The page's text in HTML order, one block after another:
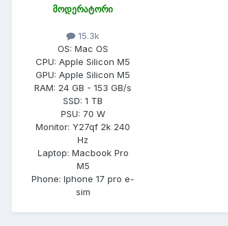
მოდერატორი
15.3k
OS: Mac OS
CPU: Apple Silicon M5
GPU: Apple Silicon M5
RAM: 24 GB - 153 GB/s
SSD: 1 TB
PSU: 70 W
Monitor: Y27qf 2k 240
Hz
Laptop: Macbook Pro
M5
Phone: Iphone 17 pro e-
sim